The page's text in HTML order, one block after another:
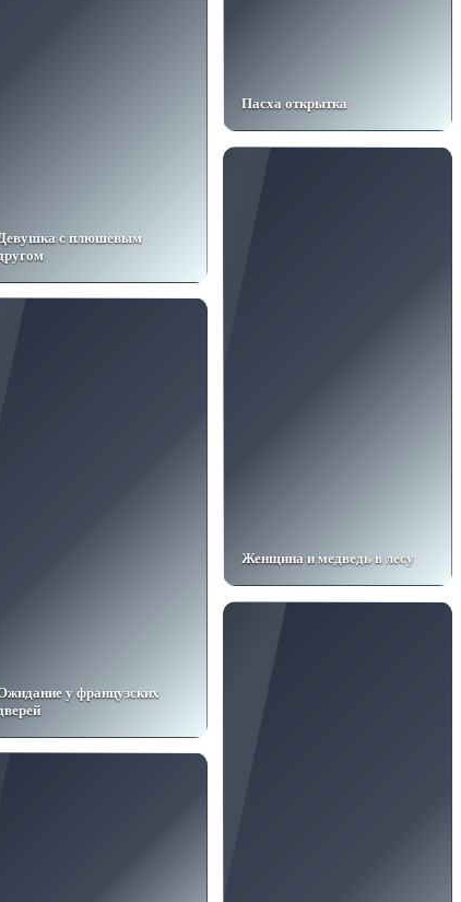
с плюшевым
Пасха открытка
Женщина и медведь в лесу
у французских